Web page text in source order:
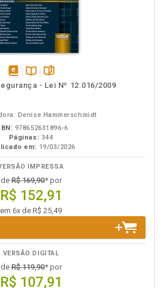
disponívelDisponível
páginas
- Lei Nº 12.016/2009
Denise Hammerschmidt
978652631896-6
Páginas: 344
em: 19/03/2026
IMPRESSA
deR$ 169,90* por
R$ 152,91
em 6x de R$ 25,49
VERSÃO DIGITAL
deR$ 119,90* por
R$ 107,91